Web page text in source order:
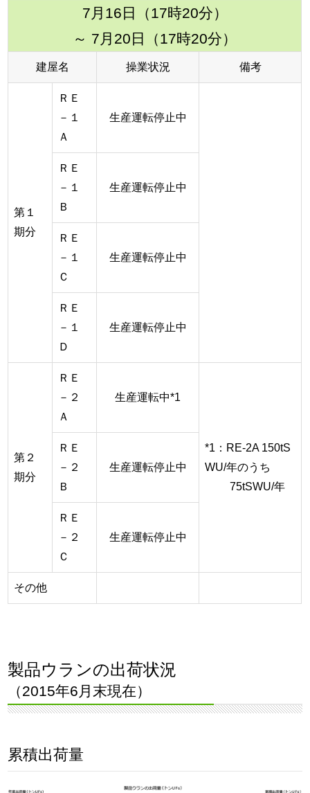
7月16日（17時20分）
～ 7月20日（17時20分）
建屋名 操業状況 備考
第１
期分
ＲＥ
－１
Ａ
生産運転停止中
ＲＥ
－１
Ｂ
生産運転停止中
ＲＥ
－１
Ｃ
生産運転停止中
ＲＥ
－１
Ｄ
生産運転停止中
第２
期分
ＲＥ
－２
Ａ
生産運転中*1
*1：RE-2A 150tS
WU/年のうち
75tSWU/年
ＲＥ
－２
Ｂ
生産運転停止中
ＲＥ
－２
Ｃ
生産運転停止中
その他
製品ウランの出荷状況
（2015年6月末現在）
累積出荷量